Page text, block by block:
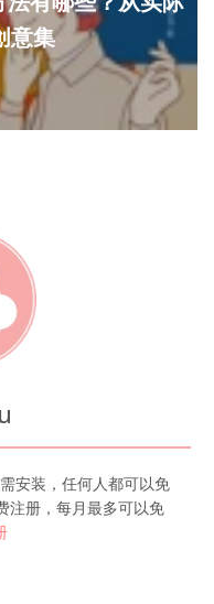
意集
安装，任何人都可以免
注册，每月最多可以免